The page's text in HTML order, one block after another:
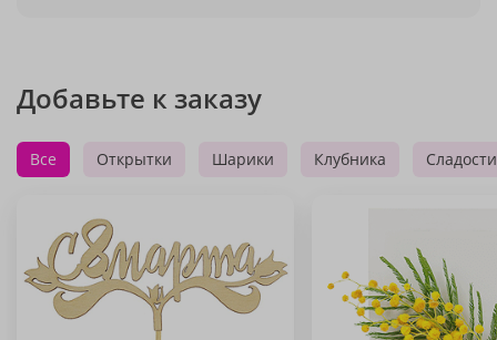
Добавьте к заказу
Все Открытки Шарики Клубника Сладости